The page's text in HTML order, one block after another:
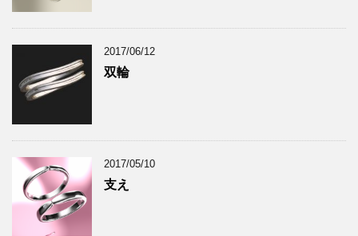
2017/06/12
双輪
2017/05/10
支え